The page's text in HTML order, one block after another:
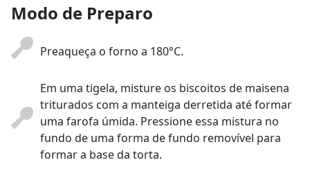
Modo de Preparo
Preaqueça o forno a 180°C.
Em uma tigela, misture os biscoitos de maisena
triturados com a manteiga derretida até formar
uma farofa úmida. Pressione essa mistura no
fundo de uma forma de fundo removível para
formar a base da torta.